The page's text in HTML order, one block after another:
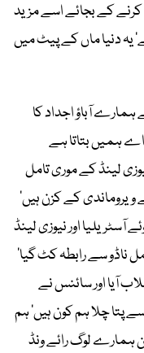
کے بجائے اسے مزید
یہ دنیا ماں کے پیٹ میں
آباؤ اجداد کا
ہمیں بتاتا ہے
لینڈ کے موری تامل
ویروماندی کے کزن ہیں‘
آسٹریلیا اور نیوزی لینڈ
ناڈو سے رابطہ کٹ گیا‘
آیا اور سائنس نے
پتا چلا ہم کون ہیں‘ ہم
ہمارے لوگ رائے ونڈ